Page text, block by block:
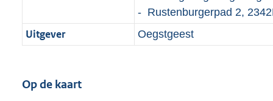
- Rustenburgerpad 2,
Uitgever Oegstgeest
Op de kaart